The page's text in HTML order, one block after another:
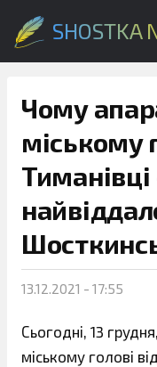
SHOSTKA
Чому
міському
Тиманівці
13.12.2021 - 17:55
Сьогодні, 13
міському голові